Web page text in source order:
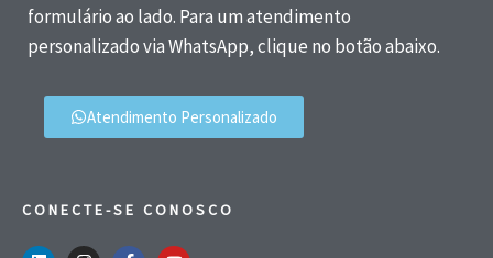
formulário ao lado. Para um atendimento
personalizado via WhatsApp, clique no botão abaixo.
Atendimento Personalizado
CONECTE-SE CONOSCO